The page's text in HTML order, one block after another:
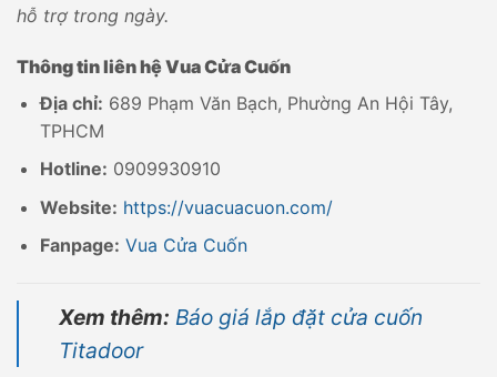
hỗ trợ trong ngày.
Thông tin liên hệ Vua Cửa Cuốn
Địa chỉ: 689 Phạm Văn Bạch, Phường An Hội Tây,
TPHCM
Hotline: 0909930910
Website: https://vuacuacuon.com/
Fanpage: Vua Cửa Cuốn
Xem thêm: Báo giá lắp đặt cửa cuốn
Titadoor